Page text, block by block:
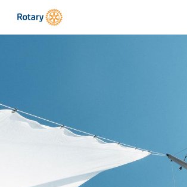
Siirry
Kaarinan Rotaryklubi